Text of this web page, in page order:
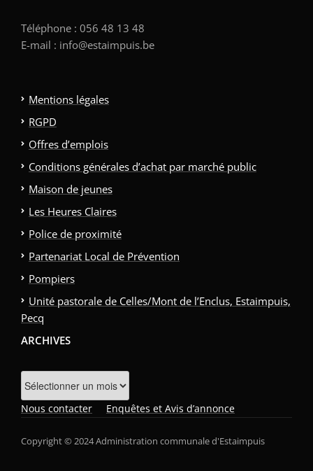
Téléphone : 056 48 13 48
E-mail : info@estaimpuis.be
Mentions légales
RGPD
Offres d’emplois
Conditions générales d’achat par marché public
Maison de jeunes
Les Heures Claires
Police de proximité
Partenariat Local de Prévention
Pompiers
Unité pastorale de Celles/Mont de l’Enclus, Estaimpuis,
Pecq
ARCHIVES
Nous contacter Enquêtes et Avis d’annonce
Copyright © 2024 Administration communale d'Estaimpuis